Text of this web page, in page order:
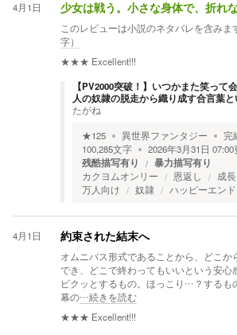
4月1日 少女は戦う。小さな身体で、折れな
このレビューは小説のネタバレを含みま
字）
★★★ Excellent!!!
【PV2000突破！】いつかまた笑っ
人の奴隷の脱走から織り成す合言葉
たがね
★125 異世界ファンタジー 完
100,285文字 2026年3月31日 07:00
残酷描写有り 暴力描写有り
カクヨムオンリー 恩返し 成長
万人向け
奴隷 ハッピーエンド
4月1日 約束された結末へ
オムニバス形式であることから、どこか
でき、どこで終わってもいいという安心
ビクッとするもの。ほっこり…？するも
幕の…続きを読む
★★★ Excellent!!!